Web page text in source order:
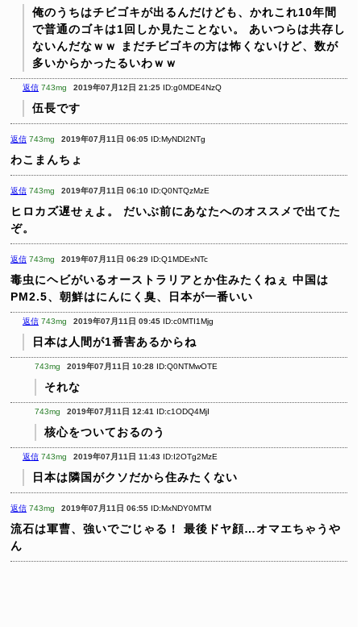
俺のうちはチビゴキが出るんだけども、かれこれ10年間
で普通のゴキは1回しか見たことない。
あいつらは共存し
ないんだなｗｗ
まだチビゴキの方は怖くないけど、数が
多いからかったるいわｗｗ
返信 743mg 2019年07月12日 21:25 ID:g0MDE4NzQ
伍長です
返信 743mg 2019年07月11日 06:05 ID:MyNDI2NTg
わこまんちょ
返信 743mg 2019年07月11日 06:10 ID:Q0NTQzMzE
ヒロカズ遅せぇよ。
だいぶ前にあなたへのオススメで出てた
ぞ。
返信 743mg 2019年07月11日 06:29 ID:Q1MDExNTc
毒虫にヘビがいるオーストラリアとか住みたくねぇ 中国は
PM2.5、朝鮮はにんにく臭、日本が一番いい
返信 743mg 2019年07月11日 09:45 ID:c0MTI1Mjg
日本は人間が1番害あるからね
743mg 2019年07月11日 10:28 ID:Q0NTMwOTE
それな
743mg 2019年07月11日 12:41 ID:c1ODQ4MjI
核心をついておるのう
返信 743mg 2019年07月11日 11:43 ID:I2OTg2MzE
日本は隣国がクソだから住みたくない
返信 743mg 2019年07月11日 06:55 ID:MxNDY0MTM
流石は軍曹、強いでごじゃる！
最後ドヤ顔…オマエちゃうや
ん